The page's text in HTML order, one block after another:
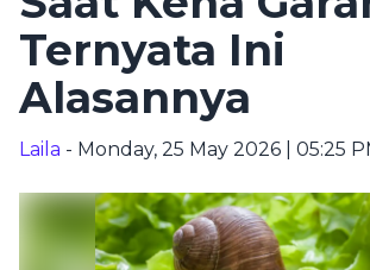
Ternyata Ini
Alasannya
Laila - Monday, 25 May 2026 | 05:25